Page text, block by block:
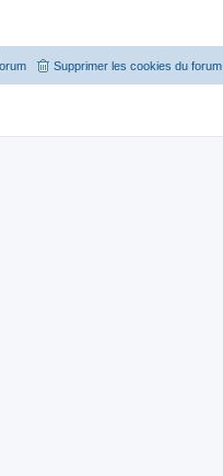
Supprimer les cookies du forum